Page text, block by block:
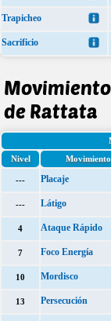
Trapicheo
Sacrificio
de Rattata
Nivel
Movimiento
--- Placaje
--- Látigo
4 Ataque Rápido
7 Foco Energía
10 Mordisco
13 Persecución